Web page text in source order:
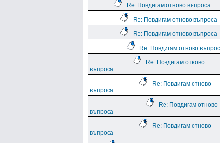
Re: Повдигам отново въпроса
Re: Повдигам отново въпроса
Re: Повдигам отново въпроса
Re: Повдигам отново
Re: Повдигам отново
въпроса
Re: Повдигам отново
въпроса
Re: Повдигам отново
въпроса
Re: Повдигам отново
въпроса